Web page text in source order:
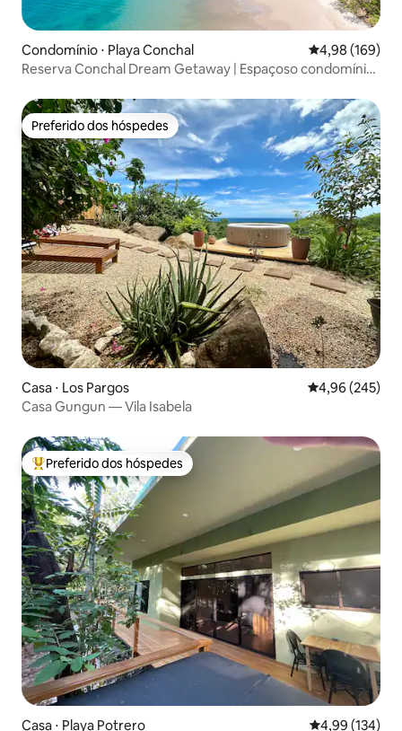
Condomínio ⋅ Playa Conchal 4,98 de uma
4,98 (169)
Reserva Conchal Dream Getaway | Espaçoso condomínio
Preferido dos hóspedes
Preferido dos hóspedes
Casa ⋅ Los Pargos 4,96 de uma
4,96 (245)
Casa Gungun — Vila Isabela
Entre os melhores preferidos dos hóspedes
Preferido dos hóspedes
Casa ⋅ Playa Potrero 4,99 de uma
4,99 (134)